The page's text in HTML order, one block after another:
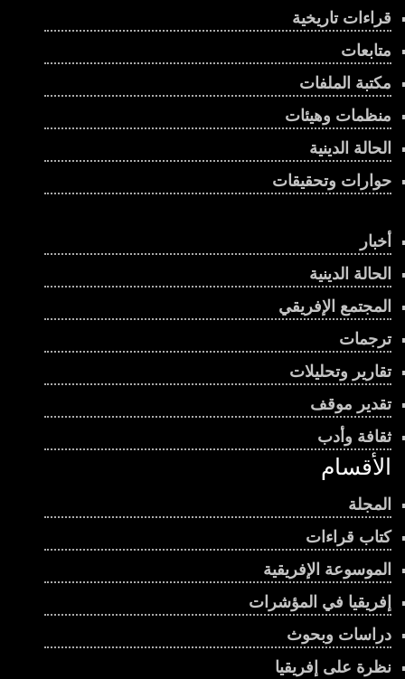
قراءات تاريخية
متابعات
مكتبة الملفات
منظمات وهيئات
الحالة الدينية
حوارات وتحقيقات
أخبار
الحالة الدينية
المجتمع الإفريقي
ترجمات
تقارير وتحليلات
تقدير موقف
ثقافة وأدب
الأقسام
المجلة
كتاب قراءات
الموسوعة الإفريقية
إفريقيا في المؤشرات
دراسات وبحوث
نظرة على إفريقيا